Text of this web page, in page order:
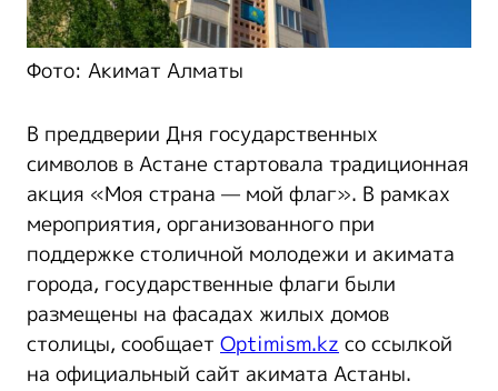
Фото: Акимат Алматы
В преддверии Дня государственных
символов в Астане стартовала традиционная
акция «Моя страна — мой флаг». В рамках
мероприятия, организованного при
поддержке столичной молодежи и акимата
города, государственные флаги были
размещены на фасадах жилых домов
столицы, сообщает Optimism.kzсо ссылкой
на официальный сайт акимата Астаны.